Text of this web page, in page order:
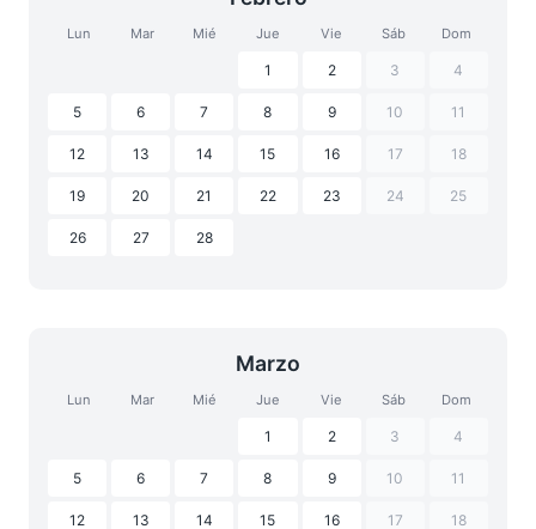
Lun Mar Mié Jue Vie Sáb Dom
1 2 3 4
5 6 7 8 9 10 11
12 13 14 15 16 17 18
19 20 21 22 23 24 25
26 27 28
Marzo
Lun Mar Mié Jue Vie Sáb Dom
1 2 3 4
5 6 7 8 9 10 11
12 13 14 15 16 17 18